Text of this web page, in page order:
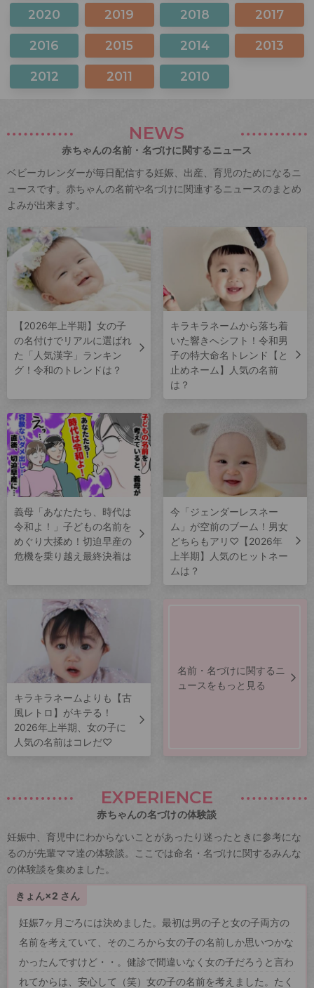
2020 2019 2018 2017
2016 2015 2014 2013
2012 2011 2010
NEWS
赤ちゃんの名前・名づけに関するニュース
ベビーカレンダーが毎日配信する妊娠、出産、育児のためになるニ
ュースです。赤ちゃんの名前や名づけに関連するニュースのまとめ
よみが出来ます。
【2026年上半期】女の子
の名付けでリアルに選ばれ
た「人気漢字」ランキン
グ！令和のトレンドは？
キラキラネームから落ち着
いた響きへシフト！令和男
子の特大命名トレンド【と
止めネーム】人気の名前
は？
義母「あなたたち、時代は
令和よ！」子どもの名前を
めぐり大揉め！切迫早産の
危機を乗り越え最終決着は
今「ジェンダーレスネー
ム」が空前のブーム！男女
どちらもアリ♡【2026年
上半期】人気のヒットネー
ムは？
キラキラネームよりも【古
風レトロ】がキテる！
2026年上半期、女の子に
人気の名前はコレだ♡
名前・名づけに関するニ
ュースをもっと見る
EXPERIENCE
赤ちゃんの名づけの体験談
妊娠中、育児中にわからないことがあったり迷ったときに参考にな
るのが先輩ママ達の体験談。ここでは命名・名づけに関するみんな
の体験談を集めました。
きょん×2 さん
妊娠7ヶ月ごろには決めました。最初は男の子と女の子両方の
名前を考えていて、そのころから女の子の名前しか思いつかな
かったんですけど・・。健診で間違いなく女の子だろうと言わ
れてからは、安心して（笑）女の子の名前を考えました。たく